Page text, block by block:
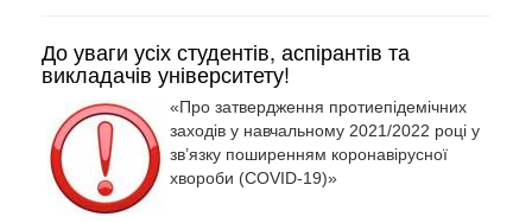
До уваги усіх студентів, аспірантів та
викладачів університету!
«Про затвердження протиепідемічних
заходів у навчальному 2021/2022 році у
зв’язку поширенням коронавірусної
хвороби (COVID-19)»